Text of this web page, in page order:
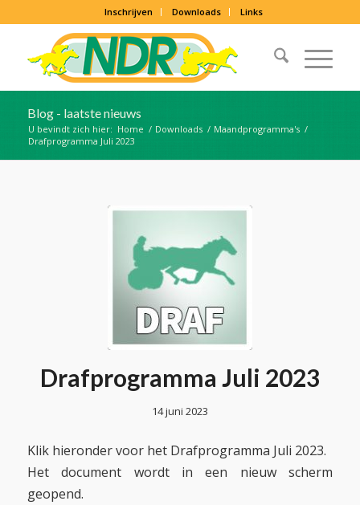
Inschrijven Downloads Links
Blog - laatste nieuws
U bevindt zich hier: Home / Downloads / Maandprogramma's /
Drafprogramma Juli 2023
Drafprogramma Juli 2023
14 juni 2023
Klik hieronder voor het Drafprogramma Juli 2023.
Het document wordt in een nieuw scherm
geopend.